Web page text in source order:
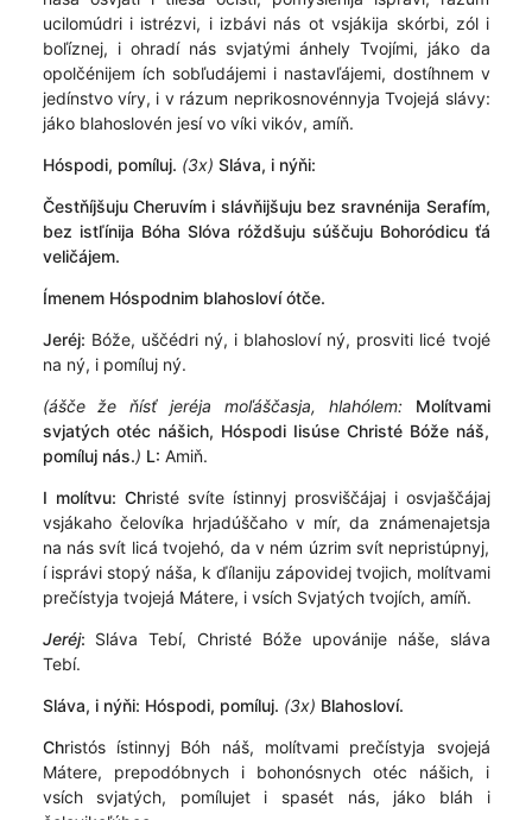
ucilomúdri i istrézvi, i izbávi nás ot vsjákija skórbi, zól i
boľíznej, i ohradí nás svjatými ánhely Tvojími, jáko da
opolčénijem ích sobľudájemi i nastavľájemi, dostíhnem v
jedínstvo víry, i v rázum neprikosnovénnyja Tvojejá slávy:
jáko blahoslovén jesí vo víki vikóv, amíň.
Hóspodi, pomíluj. (3x) Sláva, i nýňi:
Čestňíjšuju Cheruvím i slávňijšuju bez sravnénija Serafím,
bez istľínija Bóha Slóva róždšuju súščuju Bohoródicu ťá
veličájem.
Ímenem Hóspodnim blahosloví ótče.
Jeréj: Bóže, uščédri ný, i blahosloví ný, prosviti licé tvojé
na ný, i pomíluj ný.
(ášče že ňísť jeréja moľáščasja, hlahólem:
Molítvami
svjatých otéc nášich, Hóspodi Iisúse Christé Bóže náš,
pomíluj nás.) L: Amiň.
I molítvu: Christé svíte ístinnyj prosviščájaj i osvjaščájaj
vsjákaho čelovíka hrjadúščaho v mír, da známenajetsja
na nás svít licá tvojehó, da v ném úzrim svít nepristúpnyj,
í isprávi stopý náša, k ďílaniju zápovidej tvojich, molítvami
prečístyja tvojejá Mátere, i vsích Svjatých tvojích, amíň.
Jeréj: Sláva Tebí, Christé Bóže upovánije náše, sláva
Tebí.
Sláva, i nýňi: Hóspodi, pomíluj. (3x) Blahosloví.
Christós ístinnyj Bóh náš, molítvami prečístyja svojejá
Mátere, prepodóbnych i bohonósnych otéc nášich, i
vsích svjatých, pomílujet i spasét nás, jáko bláh i